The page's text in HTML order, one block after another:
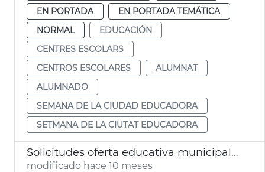
EN PORTADA
EN PORTADA TEMÁTICA
NORMAL
EDUCACIÓN
CENTRES ESCOLARS
CENTROS ESCOLARES
ALUMNAT
ALUMNADO
SEMANA DE LA CIUDAD EDUCADORA
SETMANA DE LA CIUTAT EDUCADORA
Solicitudes oferta educativa municipal 2025-26
modificado hace 10 meses